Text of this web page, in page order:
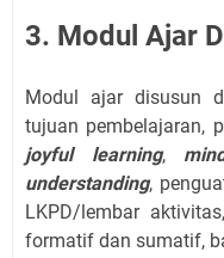
3. Modul Ajar
Modul ajar disusun
tujuan pembelajaran,
joyful learning,
understanding,
LKPD/lembar
formatif dan sumatif,